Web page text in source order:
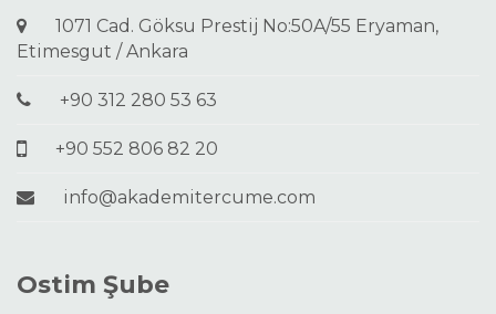
1071 Cad. Göksu Prestij No:50A/55 Eryaman,
Etimesgut / Ankara
+90 312 280 53 63
+90 552 806 82 20
info@akademitercume.com
Ostim Şube